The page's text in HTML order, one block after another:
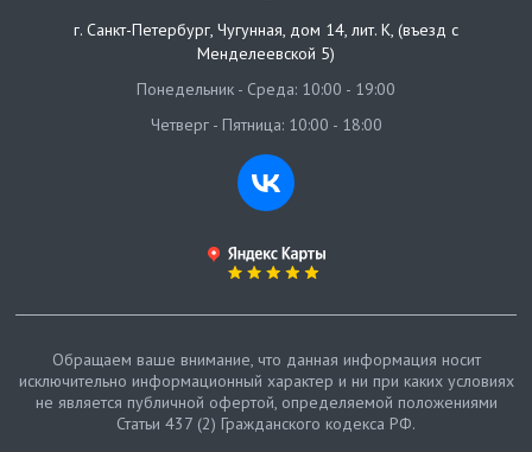
г. Санкт-Петербург, Чугунная, дом 14, лит. К, (въезд с
Менделеевской 5)
Понедельник - Среда: 10:00 - 19:00
Четверг - Пятница: 10:00 - 18:00
Обращаем ваше внимание, что данная информация носит
исключительно информационный характер и ни при каких условиях
не является публичной офертой, определяемой положениями
Статьи 437 (2) Гражданского кодекса РФ.